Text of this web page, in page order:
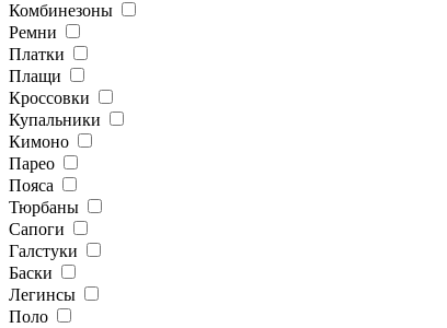
Комбинезоны
Ремни
Платки
Плащи
Кроссовки
Купальники
Кимоно
Парео
Пояса
Тюрбаны
Сапоги
Галстуки
Баски
Легинсы
Поло